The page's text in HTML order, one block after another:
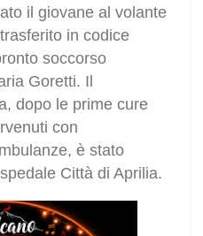
il giovane al volante
in codice
soccorso
Goretti. Il
dopo le prime cure
con
è stato
Città di Aprilia.